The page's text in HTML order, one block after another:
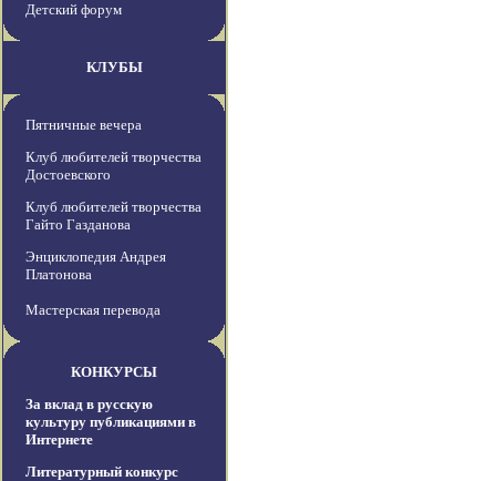
Детский форум
КЛУБЫ
Пятничные вечера
Клуб любителей творчества
Достоевского
Клуб любителей творчества
Гайто Газданова
Энциклопедия Андрея
Платонова
Мастерская перевода
КОНКУРСЫ
За вклад в русскую
культуру публикациями в
Интернете
Литературный конкурс